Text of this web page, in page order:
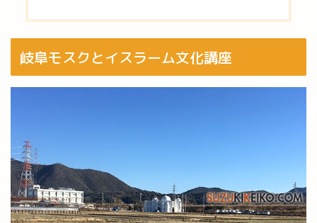
岐阜モスクとイスラーム文化講座